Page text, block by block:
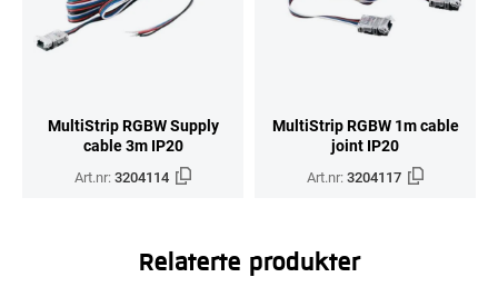
MultiStrip RGBW Supply
cable 3m IP20
Art.nr:3204114
MultiStrip RGBW 1m cable
joint IP20
Art.nr:3204117
Relaterte produkter